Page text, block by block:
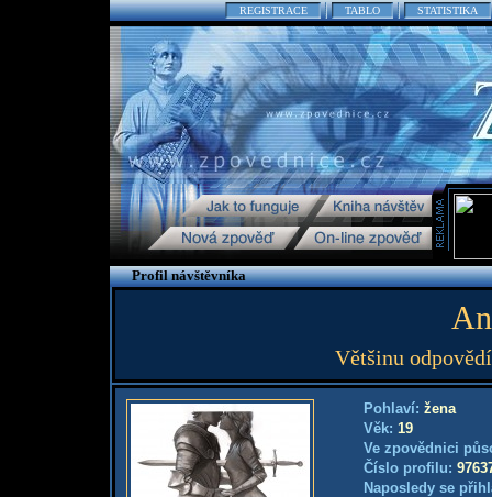
REGISTRACE TABLO STATISTIKA
Profil návštěvníka
Většinu
Pohlaví: žena
Věk: 19
Ve zpovědnici
Číslo profilu:
Naposledy se